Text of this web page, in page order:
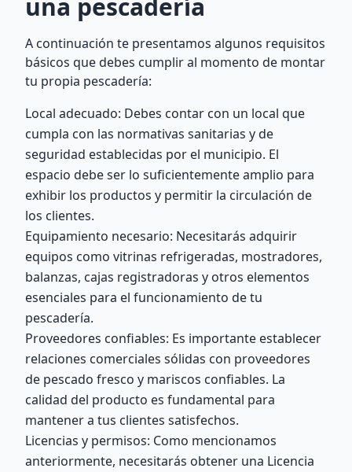
una pescadería
A continuación te presentamos algunos requisitos
básicos que debes cumplir al momento de montar
tu propia pescadería:
Local adecuado: Debes contar con un local que
cumpla con las normativas sanitarias y de
seguridad establecidas por el municipio. El
espacio debe ser lo suficientemente amplio para
exhibir los productos y permitir la circulación de
los clientes.
Equipamiento necesario: Necesitarás adquirir
equipos como vitrinas refrigeradas, mostradores,
balanzas, cajas registradoras y otros elementos
esenciales para el funcionamiento de tu
pescadería.
Proveedores confiables: Es importante establecer
relaciones comerciales sólidas con proveedores
de pescado fresco y mariscos confiables. La
calidad del producto es fundamental para
mantener a tus clientes satisfechos.
Licencias y permisos: Como mencionamos
anteriormente, necesitarás obtener una Licencia